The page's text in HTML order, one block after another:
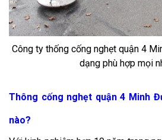
Công ty thống cống nghẹt quận 4
dạng phù hợp mọi
Thông cống nghẹt quận 4 Minh
nào?